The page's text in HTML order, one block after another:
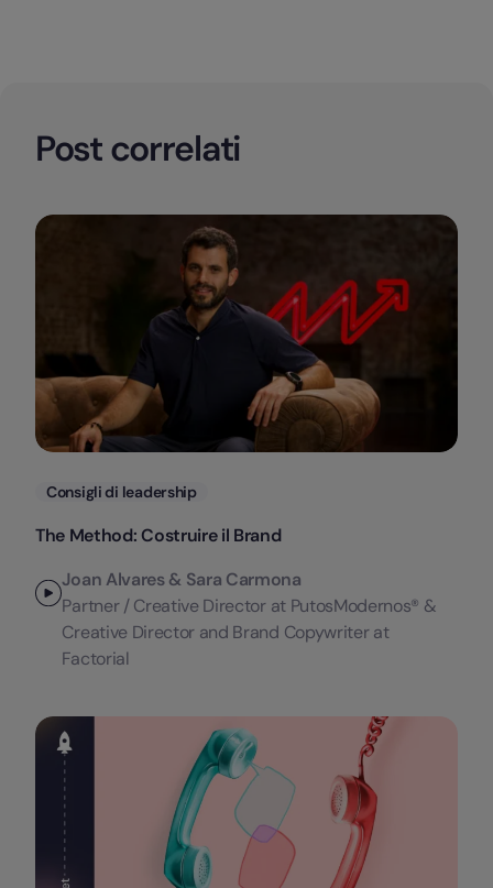
Post correlati
Categorie
Consigli di leadership
The Method: Costruire il Brand
Joan Alvares & Sara Carmona
Partner / Creative Director at PutosModernos® &
Creative Director and Brand Copywriter at
Factorial